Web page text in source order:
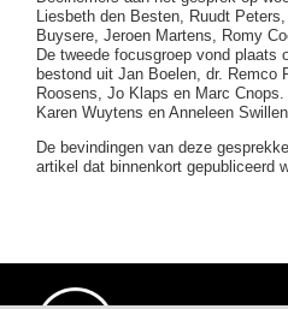
Liesbeth den Besten, Ruudt
Buysere, Jeroen Martens, Romy
De tweede focusgroep vond plaats
bestond uit Jan Boelen, dr. Remco
Roosens, Jo Klaps en Marc
Karen Wuytens en Anneleen
De bevindingen van deze
artikel dat binnenkort gepubliceerd